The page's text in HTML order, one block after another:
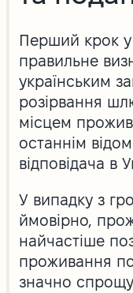
Перший крок
правильне
українським
розірвання
місцем
останнім
відповідача в
У випадку з
ймовірно,
найчастіше
проживання
значно